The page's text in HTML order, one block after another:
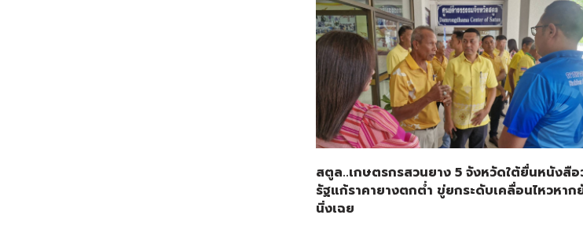
สตูล..เกษตรกรสวนยาง 5 จังหวัดใต้ยื่นหนังสือ
รัฐแก้ราคายางตกต่ำ ขู่ยกระดับเคลื่อนไหวหาก
นิ่งเฉย